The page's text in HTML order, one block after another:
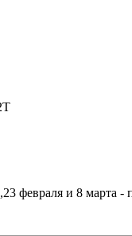
февраля и 8 марта -